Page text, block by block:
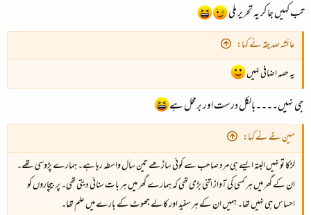
تب کہیں جا کر یہ تحریر ملی
عائشہ صدیقہ نے کہا:
یہ حصہ اضافی نہیں
جی نہیں۔۔۔۔بالکل درست اور برمحل ہے
سین خے نے کہا:
لڑکا تو نہیں البتہ ایسے ہی مرد صاحب سے کوئی ساڑھے تین سال واسطہ رہا ہے۔ ہمارے پڑوسی تھے۔
ان کے گھر میں ہر کسی کی آواز اتنی بڑی تھی کہ ہمارے گھر میں ہر بات سنائی دیتی تھی۔ پر بیچاروں کو
احساس ہی نہیں تھا۔ ہمیں ان کے ہر سفید اور کالے جھوٹ کے بارے میں علم تھا۔